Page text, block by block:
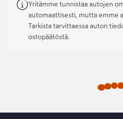
Yritämme tunnistaa autojen
automaattisesti, mutta emme
Tarkista tarvittaessa auton
ostopäätöstä.